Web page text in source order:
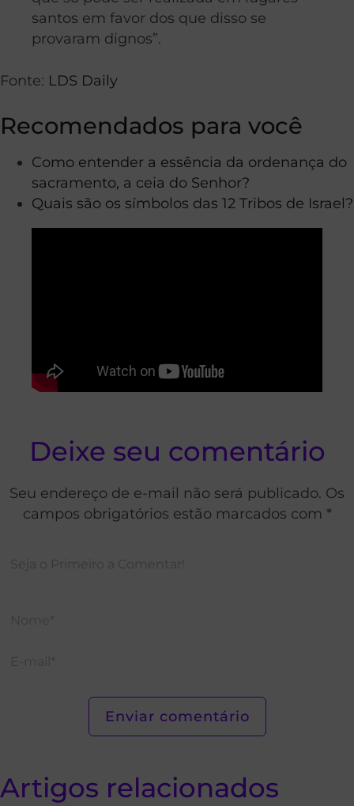
santos em favor dos que disso se
provaram dignos”.
Fonte: LDS Daily
Recomendados para você
Como entender a essência da ordenança do
sacramento, a ceia do Senhor?
Quais são os símbolos das 12 Tribos de Israel?
Deixe seu comentário
Seu endereço de e-mail não será publicado. Os
campos obrigatórios estão marcados com *
Artigos relacionados